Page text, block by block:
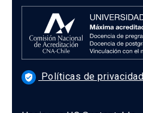
verified_user Políticas de privacidad